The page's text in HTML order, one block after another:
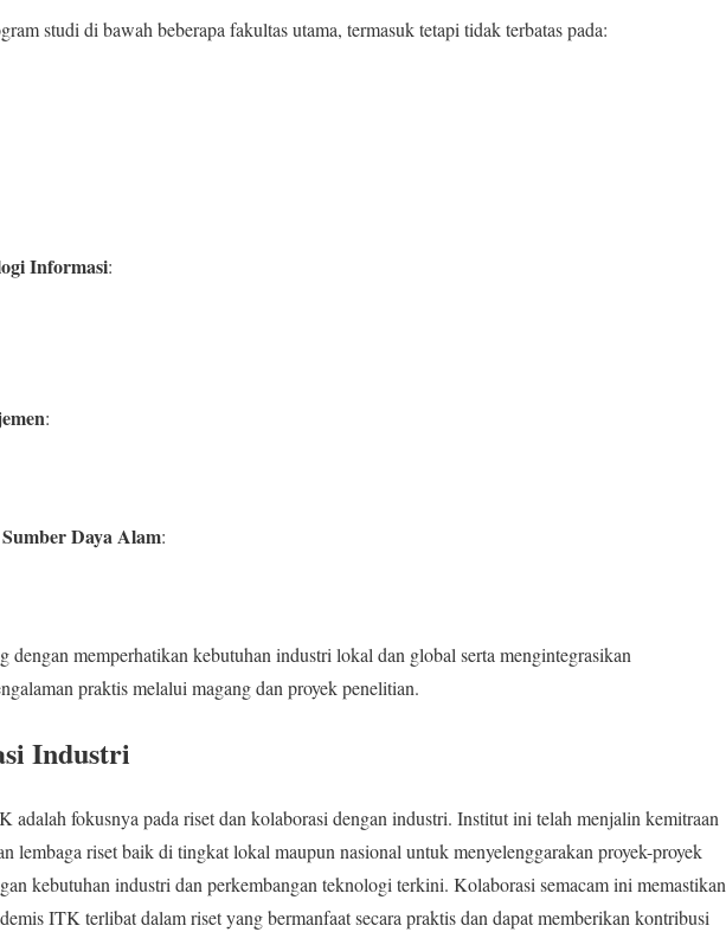
studi di bawah beberapa fakultas utama, termasuk tetapi tidak terbatas pada:
Informasi:
:
Daya Alam:
dengan memperhatikan kebutuhan industri lokal dan global serta mengintegrasikan
praktis melalui magang dan proyek penelitian.
Industri
adalah fokusnya pada riset dan kolaborasi dengan industri. Institut ini telah menjalin kemitraan
lembaga riset baik di tingkat lokal maupun nasional untuk menyelenggarakan proyek-proyek
kebutuhan industri dan perkembangan teknologi terkini. Kolaborasi semacam ini memastikan
ITK terlibat dalam riset yang bermanfaat secara praktis dan dapat memberikan kontribusi